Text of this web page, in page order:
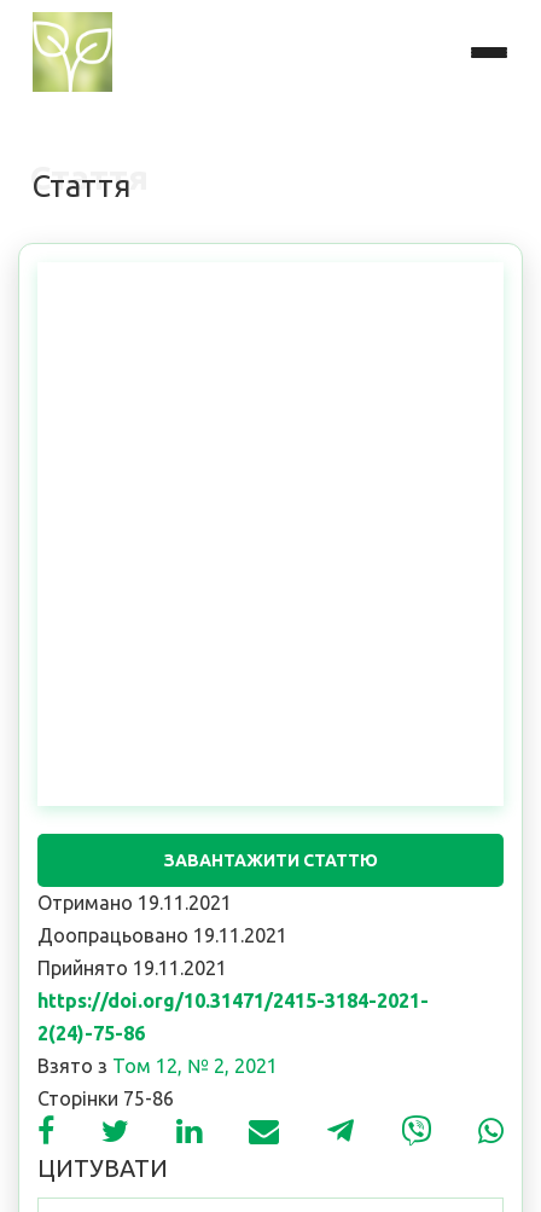
Стаття
ЗАВАНТАЖИТИ СТАТТЮ
Отримано 19.11.2021
Доопрацьовано 19.11.2021
Прийнято 19.11.2021
https://doi.org/10.31471/2415-3184-2021-
2(24)-75-86
Взято з Том 12, № 2, 2021
Сторінки 75-86
ЦИТУВАТИ